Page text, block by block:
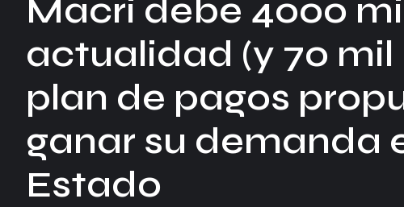
Macri debe 4000
actualidad (y 70 mil
plan de pagos
ganar su demanda
Estado